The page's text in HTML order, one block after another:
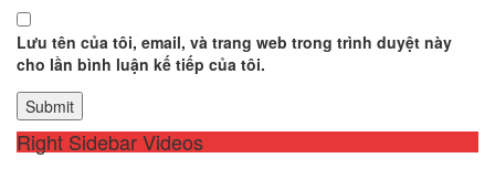
Lưu tên của tôi, email, và trang web trong trình duyệt này
cho lần bình luận kế tiếp của tôi.
Right Sidebar Videos